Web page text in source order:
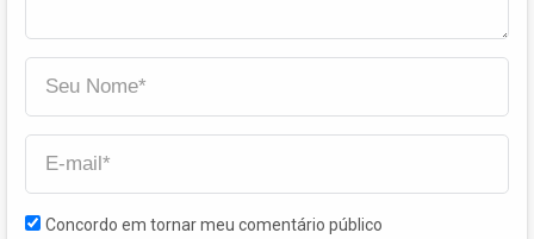
Concordo em tornar meu comentário público